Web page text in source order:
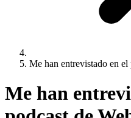
Me han entrevistado en
Me han